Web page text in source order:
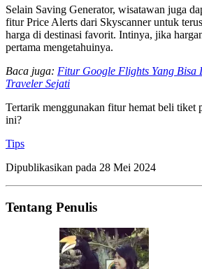
Selain Saving Generator, wisatawan juga
fitur Price Alerts dari Skyscanner untuk
harga di destinasi favorit. Intinya, jika
pertama mengetahuinya.
Baca juga: Fitur Google Flights Yang Bisa
Traveler Sejati
Tertarik menggunakan fitur hemat beli tiket
ini?
Tips
Dipublikasikan pada 28 Mei 2024
Tentang Penulis